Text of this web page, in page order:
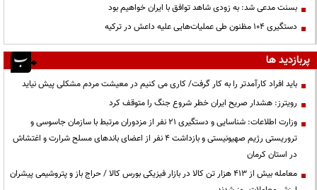
بسنت مدعی شد: به زودی شاهد توافق با ایران خواهیم بود
دستگیری ۱۰۴ مظنون طی عملیات‌هایی علیه داعش در ترکیه
پربازدید ها
باید افراد کارآمدتر را به کار گرفت/ کاری می کنیم در معیشت مردم مشکلی پیش نیاید
رویترز: هشدار صریح ایران خطر شروع جنگ را متوقف کرد
وزارت اطلاعات: شناسایی و دستگیری ۲۱ نفر از مزدوران مرتبط با سازمان جاسوسی و
تروریستی رژیم صهیونیستی و بازداشت ۴ نفر از اعضای باندهای مسلح شرارت و اغتشاش
در استان کرمان
معامله بیش از ۴۱۳ هزار تن کالا در بازار فیزیکی بورس کالا / حراج باز و پتروشیمی پیشران